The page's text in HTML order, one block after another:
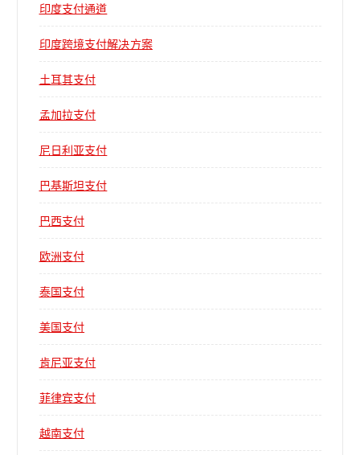
印度支付通道
印度跨境支付解决方案
土耳其支付
孟加拉支付
尼日利亚支付
巴基斯坦支付
巴西支付
欧洲支付
泰国支付
美国支付
肯尼亚支付
菲律宾支付
越南支付